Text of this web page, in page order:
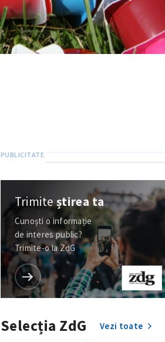
Trimiteștirea ta
Cunoști o informație
de interes public?
Trimite-o la ZdG
Selecția ZdG Vezi toate